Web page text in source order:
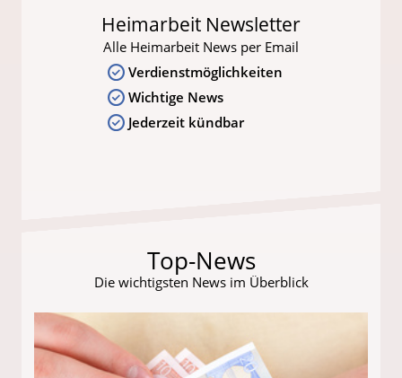
Heimarbeit Newsletter
Alle Heimarbeit News per Email
Verdienstmöglichkeiten
Wichtige News
Jederzeit kündbar
Top-News
Die wichtigsten News im Überblick